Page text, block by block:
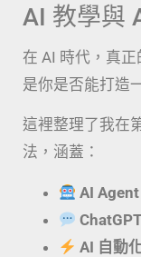
AI 教學與
在 AI 時代，真
是你是否能打造
這裡整理了我在
法，涵蓋：
AI
AI 自動